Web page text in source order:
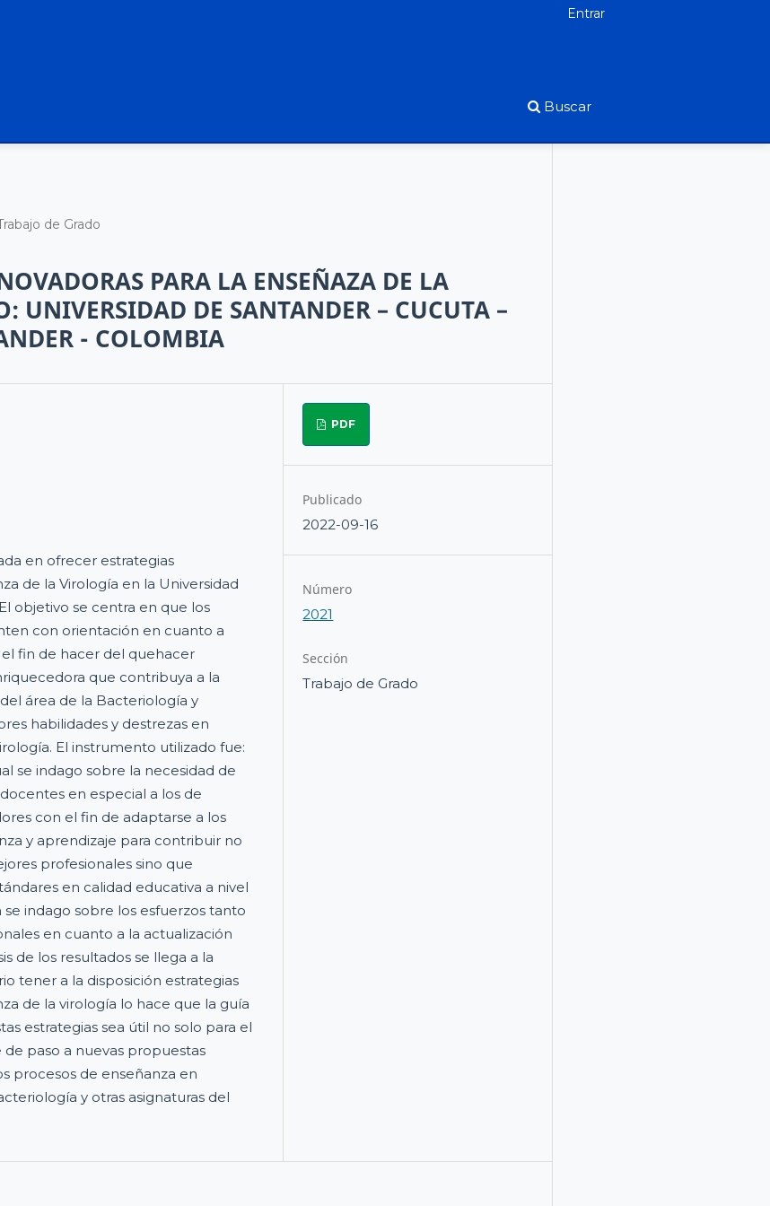
Buscar
Entrar
de Grado
PARA LA ENSEÑAZA DE LA
UNIVERSIDAD DE SANTANDER – CUCUTA –
- COLOMBIA
en ofrecer estrategias
de la Virología en la Universidad
objetivo se centra en que los
con orientación en cuanto a
fin de hacer del quehacer
que contribuya a la
área de la Bacteriología y
habilidades y destrezas en
El instrumento utilizado fue:
se indago sobre la necesidad de
en especial a los de
con el fin de adaptarse a los
y aprendizaje para contribuir no
profesionales sino que
en calidad educativa a nivel
indago sobre los esfuerzos tanto
en cuanto a la actualización
de los resultados se llega a la
tener a la disposición estrategias
de la virología lo hace que la guía
estrategias sea útil no solo para el
de paso a nuevas propuestas
procesos de enseñanza en
y otras asignaturas del
PDF
Publicado
2022-09-16
Número
2021
Sección
Trabajo de Grado